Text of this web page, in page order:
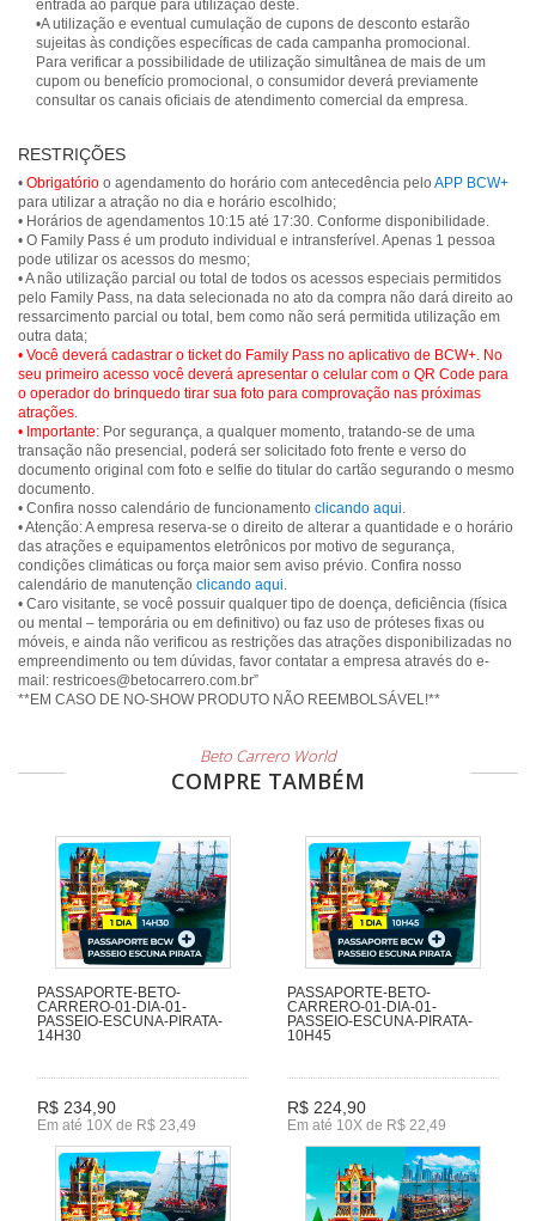
entrada ao parque para utilização deste.
•A utilização e eventual cumulação de cupons de desconto estarão
sujeitas às condições específicas de cada campanha promocional.
Para verificar a possibilidade de utilização simultânea de mais de um
cupom ou benefício promocional, o consumidor deverá previamente
consultar os canais oficiais de atendimento comercial da empresa.
RESTRIÇÕES
• Obrigatório o agendamento do horário com antecedência pelo APP BCW+
para utilizar a atração no dia e horário escolhido;
• Horários de agendamentos 10:15 até 17:30. Conforme disponibilidade.
• O Family Pass é um produto individual e intransferível. Apenas 1 pessoa
pode utilizar os acessos do mesmo;
• A não utilização parcial ou total de todos os acessos especiais permitidos
pelo Family Pass, na data selecionada no ato da compra não dará direito ao
ressarcimento parcial ou total, bem como não será permitida utilização em
• Você deverá cadastrar o ticket do Family Pass no aplicativo de BCW+. No
seu primeiro acesso você deverá apresentar o celular com o QR Code para
o operador do brinquedo tirar sua foto para comprovação nas próximas
atrações.
• Importante: Por segurança, a qualquer momento, tratando-se de uma
transação não presencial, poderá ser solicitado foto frente e verso do
documento original com foto e selfie do titular do cartão segurando o mesmo
documento.
• Confira nosso calendário de funcionamento clicando aqui.
• Atenção: A empresa reserva-se o direito de alterar a quantidade e o horário
das atrações e equipamentos eletrônicos por motivo de segurança,
condições climáticas ou força maior sem aviso prévio. Confira nosso
calendário de manutenção clicando aqui.
• Caro visitante, se você possuir qualquer tipo de doença, deficiência (física
ou mental – temporária ou em definitivo) ou faz uso de próteses fixas ou
móveis, e ainda não verificou as restrições das atrações disponibilizadas no
empreendimento ou tem dúvidas, favor contatar a empresa através do e-
mail: restricoes@betocarrero.com.br”
**EM CASO DE NO-SHOW PRODUTO NÃO REEMBOLSÁVEL!**
Beto Carrero World
COMPRE TAMBÉM
PASSAPORTE-BETO-
CARRERO-01-DIA-01-
PASSEIO-ESCUNA-PIRATA-
14H30
R$ 234,90
Em até 10X de R$ 23,49
PASSAPORTE-BETO-
CARRERO-01-DIA-01-
PASSEIO-ESCUNA-PIRATA-
10H45
R$ 224,90
Em até 10X de R$ 22,49